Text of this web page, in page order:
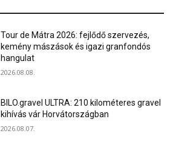
Tour de Mátra 2026: fejlődő szervezés,
kemény mászások és igazi granfondós
hangulat
2026.08.08.
BILO.gravel ULTRA: 210 kilométeres gravel
kihívás vár Horvátországban
2026.08.07.